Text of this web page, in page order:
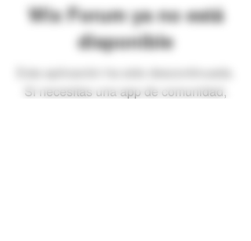
Wix Forum ya no está
disponible
Esta aplicación ha sido descontinuada.
Si necesitas una app de comunidad,